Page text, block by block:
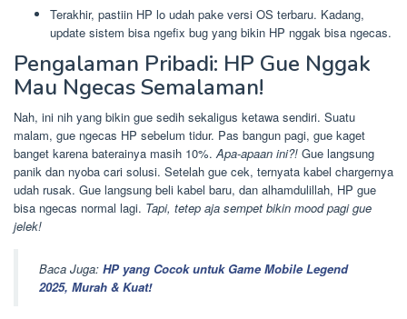
Terakhir, pastiin HP lo udah pake versi OS terbaru. Kadang,
update sistem bisa ngefix bug yang bikin HP nggak bisa ngecas.
Pengalaman Pribadi: HP Gue Nggak
Mau Ngecas Semalaman!
Nah, ini nih yang bikin gue sedih sekaligus ketawa sendiri. Suatu
malam, gue ngecas HP sebelum tidur. Pas bangun pagi, gue kaget
banget karena baterainya masih 10%.Apa-apaan ini?! Gue langsung
panik dan nyoba cari solusi. Setelah gue cek, ternyata kabel chargernya
udah rusak. Gue langsung beli kabel baru, dan alhamdulillah, HP gue
bisa ngecas normal lagi. Tapi, tetep aja sempet bikin mood pagi gue
jelek!
Baca Juga: HP yang Cocok untuk Game Mobile Legend
2025, Murah & Kuat!